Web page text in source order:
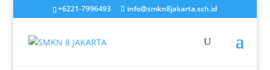
+6221-7996493 info@smkn8jakarta.sch.id